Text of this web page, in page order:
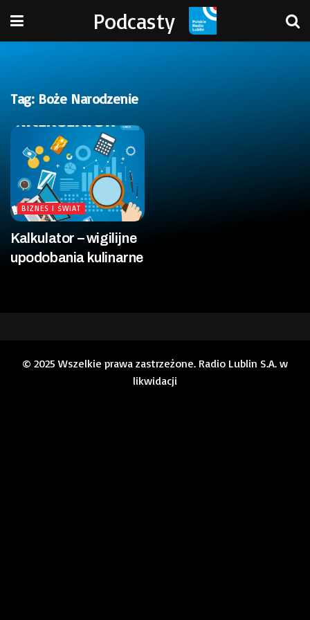
Podcasty
Tag: Boże Narodzenie
BIZNES I ŚWIAT
Kalkulator – wigilijne
upodobania kulinarne
© 2025 Wszelkie prawa zastrzeżone. Radio Lublin S.A. w
likwidacji